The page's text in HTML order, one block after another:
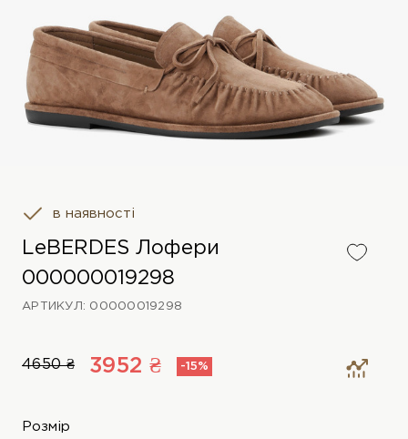
в наявності
LeBERDES Лофери
000000019298
АРТИКУЛ: 00000019298
4650 ₴ 3952 ₴ -15%
Розмір